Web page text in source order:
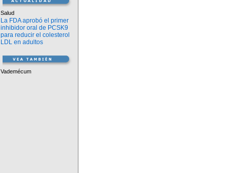
Salud
La FDA aprobó el primer
inhibidor oral de PCSK9
para reducir el colesterol
LDL en adultos
Vademécum